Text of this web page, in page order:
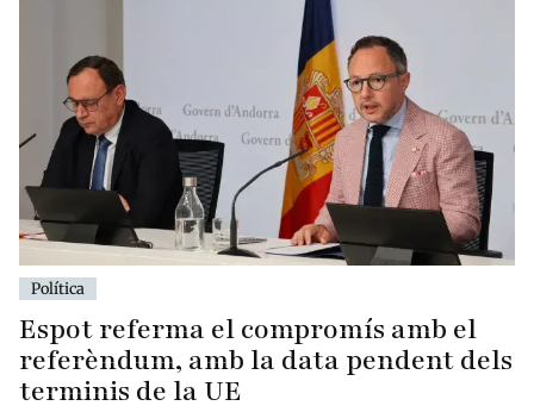
Política
Espot referma el compromís amb el
referèndum, amb la data pendent dels
terminis de la UE